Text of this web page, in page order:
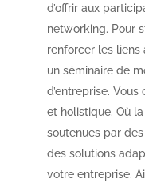
d’offrir aux
networking. Pour
renforcer les liens
un séminaire de
d’entreprise.
et holistique. Où
soutenues par
des solutions
votre entreprise.